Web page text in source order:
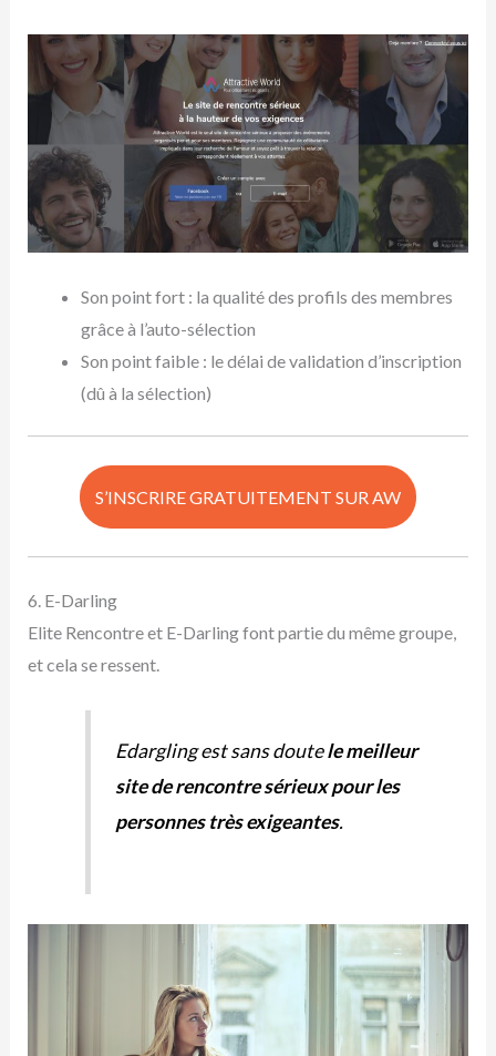
Son point fort : la qualité des profils des membres
grâce à l’auto-sélection
Son point faible : le délai de validation d’inscription
(dû à la sélection)
S’INSCRIRE GRATUITEMENT SUR AW
6. E-Darling
Elite Rencontre et E-Darling font partie du même groupe,
et cela se ressent.
Edargling est sans doutele meilleur
site de rencontre sérieux pour les
personnes très exigeantes.